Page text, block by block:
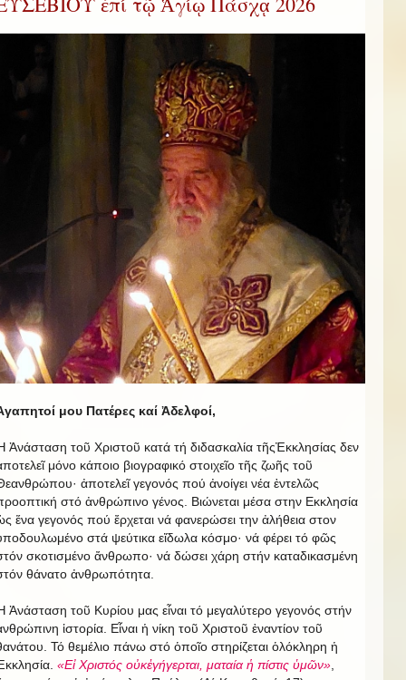
μου Πατέρες καί Ἀδελφοί,
Ἀνάσταση τοῦ Χριστοῦ κατά τή διδασκαλία τῆςἘκκλησίας δεν
μόνο κάποιο βιογραφικό στοιχεῖο τῆς ζωῆς τοῦ
ἀποτελεῖ γεγονός πού ἀνοίγει νέα ἐντελῶς
στό ἀνθρώπινο γένος. Βιώνεται μέσα στην Εκκλησία
ἕνα γεγονός πού ἔρχεται νά φανερώσει την ἀλήθεια στον
στά ψεύτικα εἴδωλα κόσμο· νά φέρει τό φῶς
σκοτισμένο ἄνθρωπο· νά δώσει χάρη στήν καταδικασμένη
θάνατο ἀνθρωπότητα.
Ἀνάσταση τοῦ Κυρίου μας εἶναι τό μεγαλύτερο γεγονός στήν
ἱστορία. Εἶναι ἡ νίκη τοῦ Χριστοῦ ἐναντίον τοῦ
Τό θεμέλιο πάνω στό ὁποῖο στηρίζεται ὁλόκληρη ἡ
«Εἰ Χριστός οὐκἐγήγερται, ματαία ἡ πίστις ὑμῶν»,